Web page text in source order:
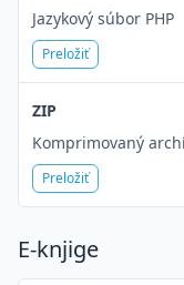
Jazykový súbor PHP
Preložiť
ZIP
Komprimovaný
Preložiť
E-knjige